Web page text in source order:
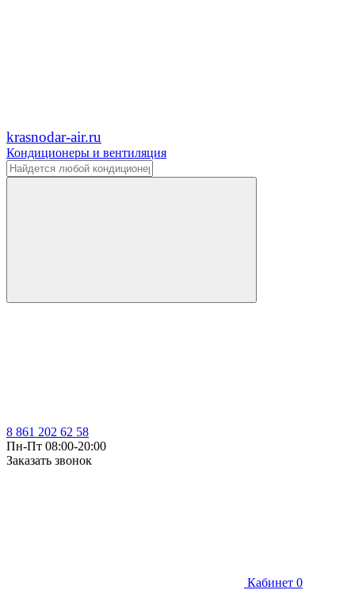
krasnodar-air.ru
Кондиционеры и вентиляция
8 861 202 62 58
Пн-Пт 08:00-20:00
Заказать звонок
Кабинет 0